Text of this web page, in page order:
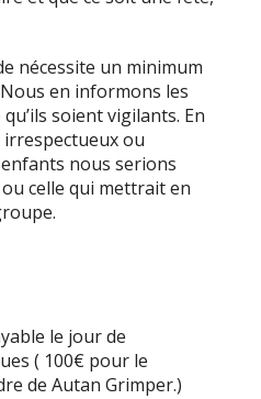
nécessite un minimum
en informons les
soient vigilants. En
ou
nous serions
celle qui mettrait en
le jour de
( 100€ pour le
de Autan Grimper.)